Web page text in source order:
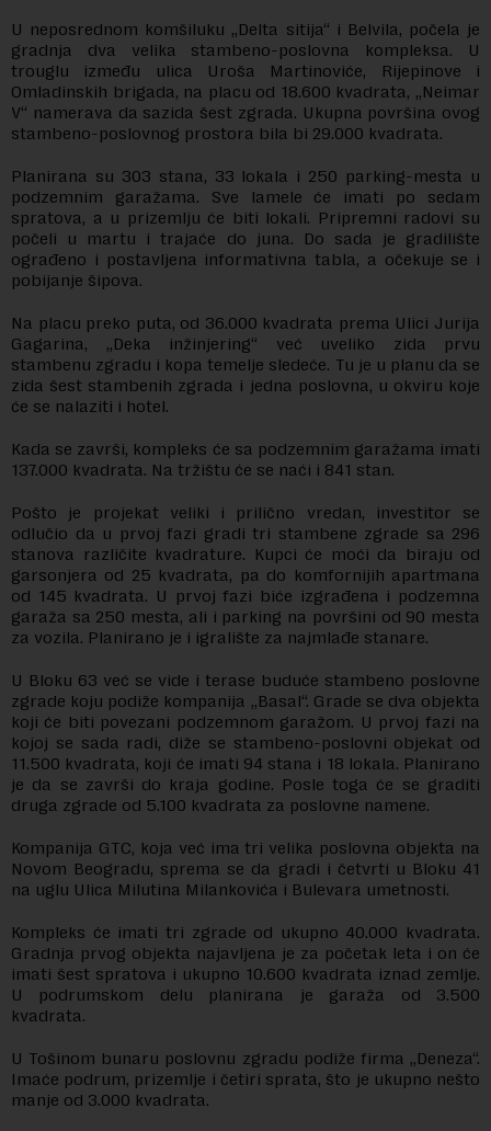
U neposrednom komšiluku „Delta sitija“ i Belvila, počela je
gradnja dva velika stambeno-poslovna kompleksa. U
trouglu između ulica Uroša Martinoviće, Rijepinove i
Omladinskih brigada, na placu od 18.600 kvadrata, „Neimar
V“ namerava da sazida šest zgrada. Ukupna površina ovog
stambeno-poslovnog prostora bila bi 29.000 kvadrata.
Planirana su 303 stana, 33 lokala i 250 parking-mesta u
podzemnim garažama. Sve lamele će imati po sedam
spratova, a u prizemlju će biti lokali. Pripremni radovi su
počeli u martu i trajaće do juna. Do sada je gradilište
ograđeno i postavljena informativna tabla, a očekuje se i
pobijanje šipova.
Na placu preko puta, od 36.000 kvadrata prema Ulici Jurija
Gagarina, „Deka inžinjering“ već uveliko zida prvu
stambenu zgradu i kopa temelje sledeće. Tu je u planu da se
zida šest stambenih zgrada i jedna poslovna, u okviru koje
će se nalaziti i hotel.
Kada se završi, kompleks će sa podzemnim garažama imati
137.000 kvadrata. Na tržištu će se naći i 841 stan.
Pošto je projekat veliki i prilično vredan, investitor se
odlučio da u prvoj fazi gradi tri stambene zgrade sa 296
stanova različite kvadrature. Kupci će moći da biraju od
garsonjera od 25 kvadrata, pa do komfornijih apartmana
od 145 kvadrata. U prvoj fazi biće izgrađena i podzemna
garaža sa 250 mesta, ali i parking na površini od 90 mesta
za vozila. Planirano je i igralište za najmlađe stanare.
U Bloku 63 već se vide i terase buduće stambeno poslovne
zgrade koju podiže kompanija „Basal“. Grade se dva objekta
koji će biti povezani podzemnom garažom. U prvoj fazi na
kojoj se sada radi, diže se stambeno-poslovni objekat od
11.500 kvadrata, koji će imati 94 stana i 18 lokala. Planirano
je da se završi do kraja godine. Posle toga će se graditi
druga zgrade od 5.100 kvadrata za poslovne namene.
Kompanija GTC, koja već ima tri velika poslovna objekta na
Novom Beogradu, sprema se da gradi i četvrti u Bloku 41
na uglu Ulica Milutina Milankovića i Bulevara umetnosti.
Kompleks će imati tri zgrade od ukupno 40.000 kvadrata.
Gradnja prvog objekta najavljena je za početak leta i on će
imati šest spratova i ukupno 10.600 kvadrata iznad zemlje.
U podrumskom delu planirana je garaža od 3.500
kvadrata.
U Tošinom bunaru poslovnu zgradu podiže firma „Deneza“.
Imaće podrum, prizemlje i četiri sprata, što je ukupno nešto
manje od 3.000 kvadrata.